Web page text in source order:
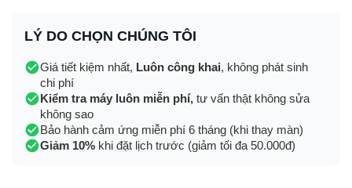
LÝ DO CHỌN CHÚNG TÔI
Giá tiết kiệm nhất, Luôn công khai, không phát sinh
chi phí
Kiểm tra máy luôn miễn phí, tư vấn thật không sửa
không sao
Bảo hành cảm ứng miễn phí 6 tháng (khi thay màn)
Giảm 10% khi đặt lịch trước (giảm tối đa 50.000đ)